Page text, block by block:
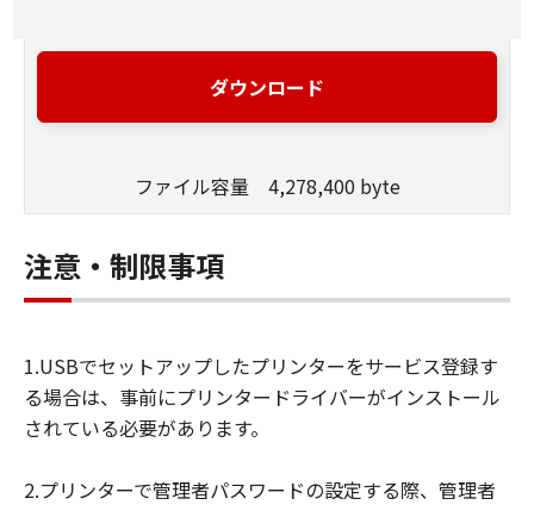
は、本ソフトウェアがユーザーの特定の目
的のために適当であること、もしくは有用
ていかなる保証もいたしません。
キヤノン、キヤノンマーケティングジャパ
ン株式会社およびキヤノンのライセンサー
は、本ソフトウェアの使用に付随または関
連して生ずる直接的または間接的な損失、
一切の責任を負いません。
ユーザーは、日本国政府または該当国の政
府より必要な許可等を得ることなしに、本
ソフトウェアの全部または一部を、直接ま
ダウンロード
ファイル容量 4,278,400 byte
注意・制限事項
1.USBでセットアップしたプリンターをサービス登録す
る場合は、事前にプリンタードライバーがインストール
されている必要があります。
2.プリンターで管理者パスワードの設定する際、管理者